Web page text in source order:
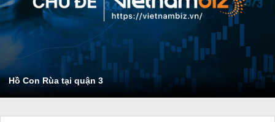
Hồ Con Rùa tại quận 3